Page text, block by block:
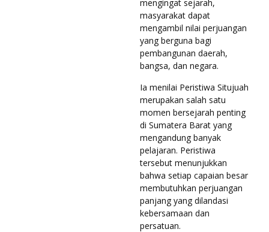
mengingat sejarah,
masyarakat dapat
mengambil nilai perjuangan
yang berguna bagi
pembangunan daerah,
bangsa, dan negara.
Ia menilai Peristiwa Situjuah
merupakan salah satu
momen bersejarah penting
di Sumatera Barat yang
mengandung banyak
pelajaran. Peristiwa
tersebut menunjukkan
bahwa setiap capaian besar
membutuhkan perjuangan
panjang yang dilandasi
kebersamaan dan
persatuan.